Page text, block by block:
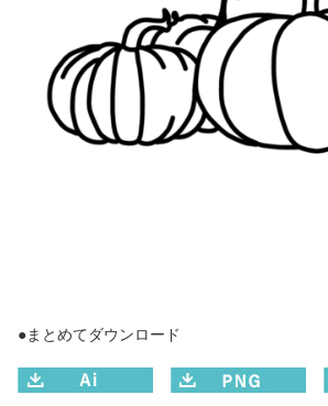
●まとめてダウンロード